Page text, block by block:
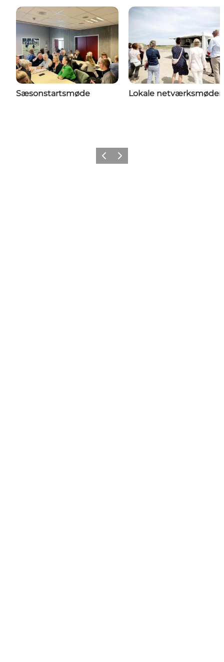
Sæsonstartsmøde Lokale netværksmøder
ForrigeNæste